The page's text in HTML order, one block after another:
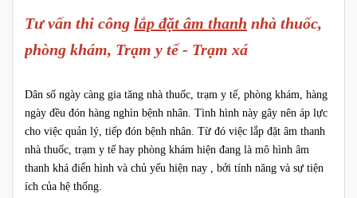
Tư vấn thi công lắp đặt âm thanh nhà thuốc,
phòng khám, Trạm y tế - Trạm xá
Dân số ngày càng gia tăng nhà thuốc, trạm y tế, phòng khám, hàng
ngày đều đón hàng nghìn bệnh nhân. Tình hình này gây nên áp lực
cho việc quản lý, tiếp đón bệnh nhân. Từ đó việc lắp đặt âm thanh
nhà thuốc, trạm y tế hay phòng khám hiện đang là mô hình âm
thanh khá điển hình và chủ yếu hiện nay , bởi tính năng và sự tiện
ích của hệ thống.